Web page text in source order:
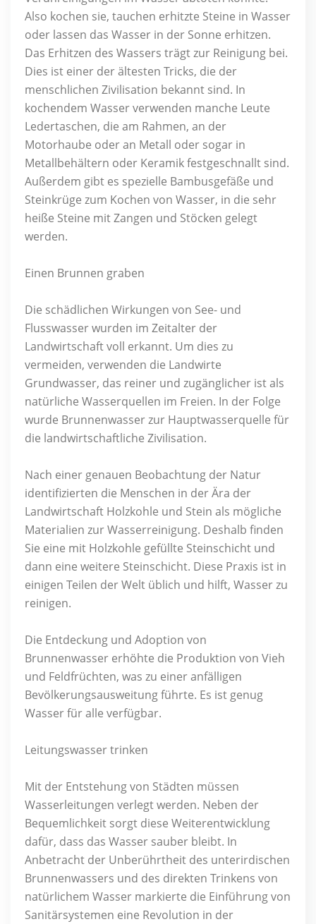
Also kochen sie, tauchen erhitzte Steine ​​in Wasser
oder lassen das Wasser in der Sonne erhitzen.
Das Erhitzen des Wassers trägt zur Reinigung bei.
Dies ist einer der ältesten Tricks, die der
menschlichen Zivilisation bekannt sind. In
kochendem Wasser verwenden manche Leute
Ledertaschen, die am Rahmen, an der
Motorhaube oder an Metall oder sogar in
Metallbehältern oder Keramik festgeschnallt sind.
Außerdem gibt es spezielle Bambusgefäße und
Steinkrüge zum Kochen von Wasser, in die sehr
heiße Steine ​​mit Zangen und Stöcken gelegt
werden.
Einen Brunnen graben
Die schädlichen Wirkungen von See- und
Flusswasser wurden im Zeitalter der
Landwirtschaft voll erkannt. Um dies zu
vermeiden, verwenden die Landwirte
Grundwasser, das reiner und zugänglicher ist als
natürliche Wasserquellen im Freien. In der Folge
wurde Brunnenwasser zur Hauptwasserquelle für
die landwirtschaftliche Zivilisation.
Nach einer genauen Beobachtung der Natur
identifizierten die Menschen in der Ära der
Landwirtschaft Holzkohle und Stein als mögliche
Materialien zur Wasserreinigung. Deshalb finden
Sie eine mit Holzkohle gefüllte Steinschicht und
dann eine weitere Steinschicht. Diese Praxis ist in
einigen Teilen der Welt üblich und hilft, Wasser zu
reinigen.
Die Entdeckung und Adoption von
Brunnenwasser erhöhte die Produktion von Vieh
und Feldfrüchten, was zu einer anfälligen
Bevölkerungsausweitung führte. Es ist genug
Wasser für alle verfügbar.
Leitungswasser trinken
Mit der Entstehung von Städten müssen
Wasserleitungen verlegt werden. Neben der
Bequemlichkeit sorgt diese Weiterentwicklung
dafür, dass das Wasser sauber bleibt. In
Anbetracht der Unberührtheit des unterirdischen
Brunnenwassers und des direkten Trinkens von
natürlichem Wasser markierte die Einführung von
Sanitärsystemen eine Revolution in der